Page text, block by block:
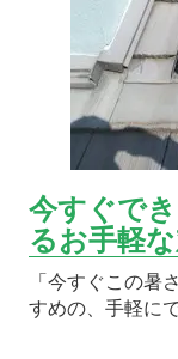
今すぐで
るお手軽
「今すぐこの暑
すめの、手軽に